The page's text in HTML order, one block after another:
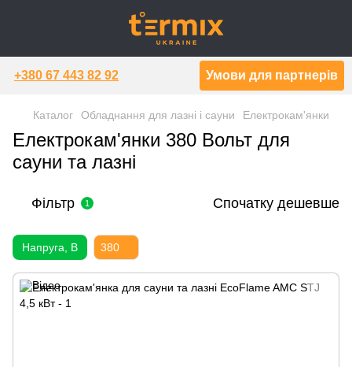
+380 67 443 82 92 Умови для партнерів
Каталог Обладнання для лазні і сауни Електрокам'янки
Електрокам'янки 380 Вольт для
сауни та лазні
Фільтр 1 Спочатку дешевше
Напруга, В 380